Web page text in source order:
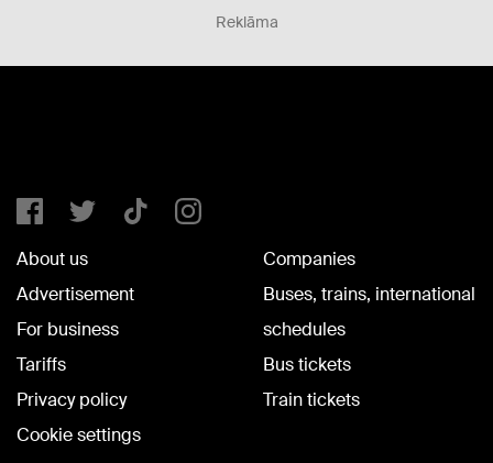
Reklāma
About us
Advertisement
For business
Tariffs
Privacy policy
Cookie settings
Companies
Buses, trains, international
schedules
Bus tickets
Train tickets